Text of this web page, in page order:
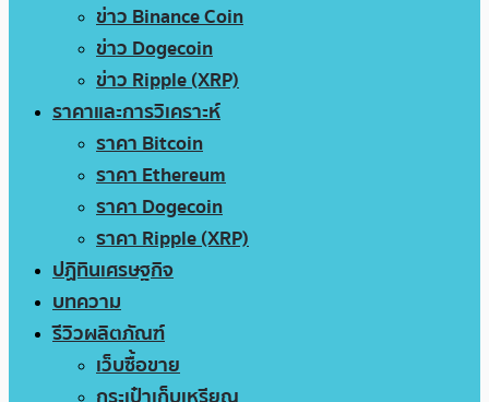
ข่าว Binance Coin
ข่าว Dogecoin
ข่าว Ripple (XRP)
ราคาและการวิเคราะห์
ราคา Bitcoin
ราคา Ethereum
ราคา Dogecoin
ราคา Ripple (XRP)
ปฏิทินเศรษฐกิจ
บทความ
รีวิวผลิตภัณฑ์
เว็บซื้อขาย